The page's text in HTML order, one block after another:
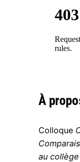
À
Colloque
au